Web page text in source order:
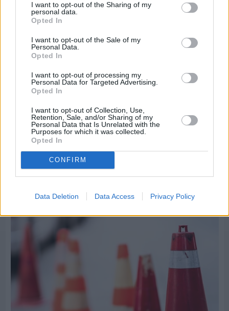
I want to opt-out of the Sharing of my
personal data.
Opted In
I want to opt-out of the Sale of my
Personal Data.
Opted In
I want to opt-out of processing my
Personal Data for Targeted Advertising.
Opted In
I want to opt-out of Collection, Use,
Retention, Sale, and/or Sharing of my
Personal Data that Is Unrelated with the
Purposes for which it was collected.
Opted In
CONFIRM
Data Deletion Data Access Privacy Policy
Πριν 8 ημέρες
Τρίτος στη σφαιροβολία στη διεθνή συνάντηση
Ελλάδας–Κύπρου Κ18 ο Δημήτρης Τέλλιος